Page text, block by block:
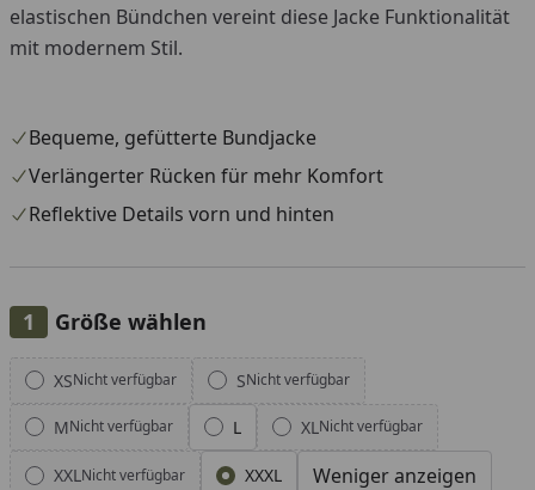
elastischen Bündchen vereint diese Jacke Funktionalität
mit modernem Stil.
Bequeme, gefütterte Bundjacke
Verlängerter Rücken für mehr Komfort
Reflektive Details vorn und hinten
Größe wählen
Alle anzeigen (7)
XSNicht verfügbar SNicht verfügbar
MNicht verfügbar L XLNicht verfügbar
XXLNicht verfügbar XXXL Weniger anzeigen